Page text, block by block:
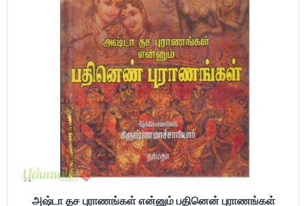
அஷ்டா தச புராணங்கள் என்னும் பதினென் புராணங்கள்